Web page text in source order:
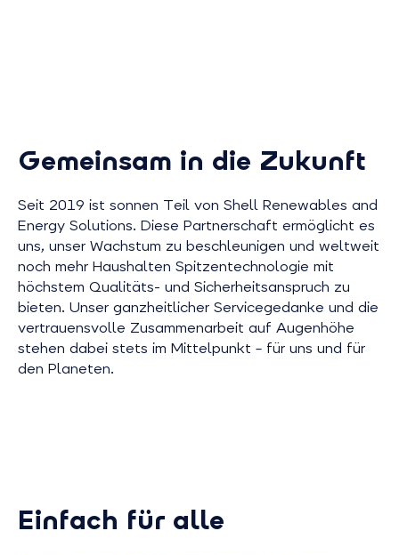
Gemeinsam in die Zukunft
Seit 2019 ist sonnen Teil von Shell Renewables and
Energy Solutions. Diese Partnerschaft ermöglicht es
uns, unser Wachstum zu beschleunigen und weltweit
noch mehr Haushalten Spitzentechnologie mit
höchstem Qualitäts- und Sicherheitsanspruch zu
bieten. Unser ganzheitlicher Servicegedanke und die
vertrauensvolle Zusammenarbeit auf Augenhöhe
stehen dabei stets im Mittelpunkt – für uns und für
den Planeten.
Einfach für alle